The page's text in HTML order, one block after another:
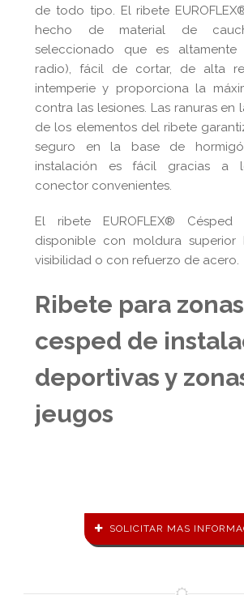
de todo tipo. El ribete
hecho de material de
seleccionado que es
radio), fácil de cortar, de alta
intemperie y proporciona la
contra las lesiones. Las ranuras en
de los elementos del ribete
seguro en la base de
instalación es fácil gracias a
conector convenientes.
El ribete EUROFLEX® Césped
disponible con moldura superior
visibilidad o con refuerzo de acero.
Ribete para
cesped de
deportivas y
jeugos
SOLICITAR MAS